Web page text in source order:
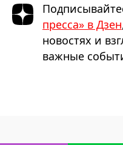
пресса» в Дзен
новостях и
важные